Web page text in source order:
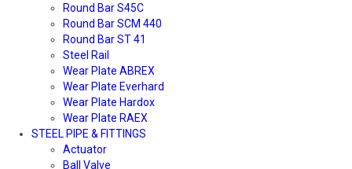
Round Bar S45C
Round Bar SCM 440
Round Bar ST 41
Steel Rail
Wear Plate ABREX
Wear Plate Everhard
Wear Plate Hardox
Wear Plate RAEX
STEEL PIPE & FITTINGS
Actuator
Ball Valve